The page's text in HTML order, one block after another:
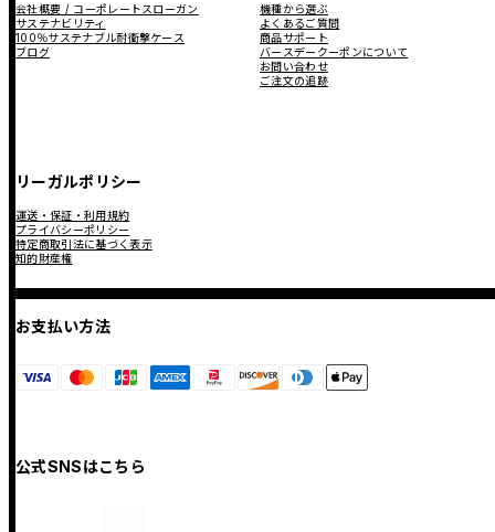
会社概要 / コーポレートスローガン
サステナビリティ
100％サステナブル耐衝撃ケース
ブログ
機種から選ぶ
よくあるご質問
商品サポート
バースデークーポンについて
お問い合わせ
ご注文の追跡
リーガルポリシー
運送・保証・利用規約
プライバシーポリシー
特定商取引法に基づく表示
知的財産権
お支払い方法
公式SNSはこちら